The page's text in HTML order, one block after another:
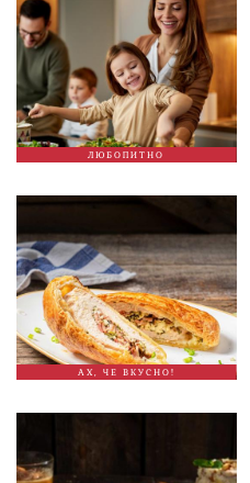
ЛЮБОПИТНО
АХ, ЧЕ ВКУСНО!